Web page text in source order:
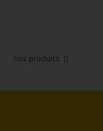
nos produits 